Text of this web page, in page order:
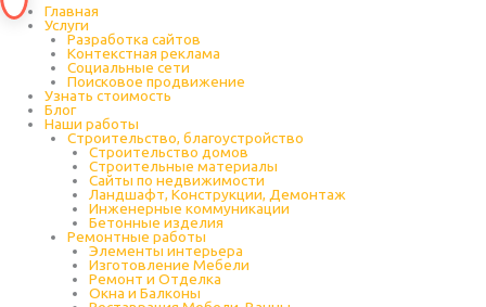
Главная
Услуги
Разработка сайтов
Контекстная реклама
Социальные сети
Поисковое продвижение
Узнать стоимость
Блог
Наши работы
Строительство, благоустройство
Строительство домов
Строительные материалы
Сайты по недвижимости
Ландшафт, Конструкции, Демонтаж
Инженерные коммуникации
Бетонные изделия
Ремонтные работы
Элементы интерьера
Изготовление Мебели
Ремонт и Отделка
Окна и Балконы